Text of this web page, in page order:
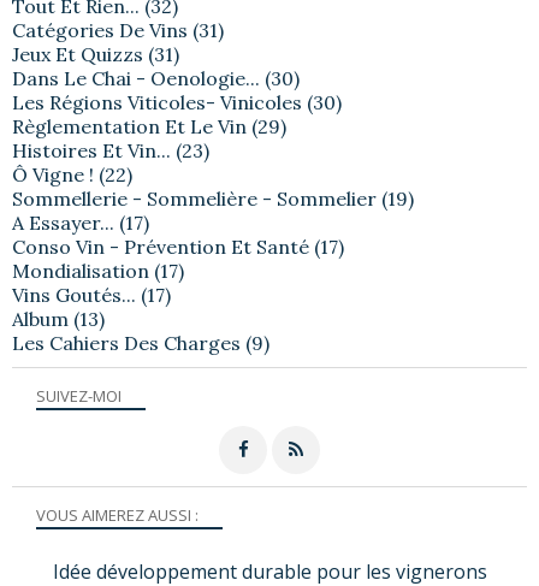
SUIVEZ-MOI
VOUS AIMEREZ AUSSI :
Idée développement durable pour les vignerons
Tout Et Rien... (32)
Catégories De Vins (31)
Jeux Et Quizzs (31)
Dans Le Chai - Oenologie... (30)
Les Régions Viticoles- Vinicoles (30)
Règlementation Et Le Vin (29)
Histoires Et Vin... (23)
Ô Vigne ! (22)
Sommellerie - Sommelière - Sommelier (19)
A Essayer... (17)
Conso Vin - Prévention Et Santé (17)
Mondialisation (17)
Vins Goutés... (17)
Album (13)
Les Cahiers Des Charges (9)